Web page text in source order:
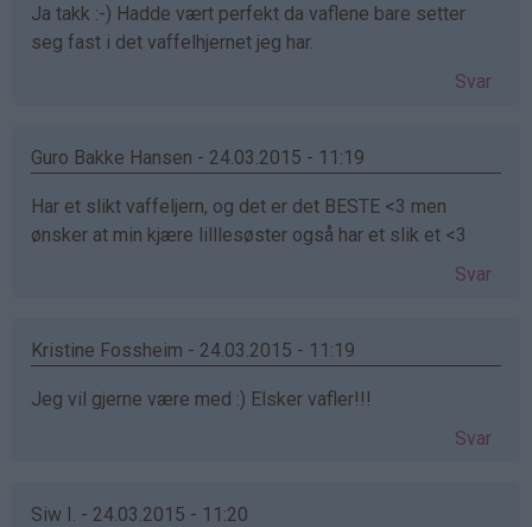
Ja takk :-) Hadde vært perfekt da vaflene bare setter
seg fast i det vaffelhjernet jeg har.
Svar
Guro Bakke Hansen - 24.03.2015 - 11:19
Har et slikt vaffeljern, og det er det BESTE <3 men
ønsker at min kjære lilllesøster også har et slik et <3
Svar
Kristine Fossheim - 24.03.2015 - 11:19
Jeg vil gjerne være med :) Elsker vafler!!!
Svar
Siw I. - 24.03.2015 - 11:20